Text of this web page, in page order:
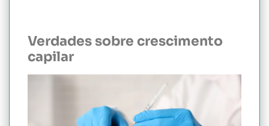
Verdades sobre crescimento
capilar